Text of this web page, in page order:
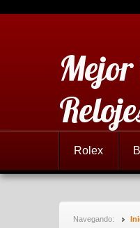
Rolex
Navegando: